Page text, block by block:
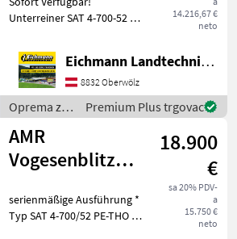
mit Förderband
14.216,67 €
neto
Unterreiner SAT 4-700-52 P-
Förderband. Ausstattung &
Details: - Zapfwellenantrieb
- Schwenkbares
Förderband - 4 Kanal-T
Eichmann Landtechnik GmbH
8832 Oberwölz
Oprema za
šumu i
obradu
drveta /
Unterreiner
Premium Plus trgovac
AMR
Vogesenblitz
4-700/52 PE-THO
18.900
€
sa 20% PDV-
a
15.750 €
neto
serienmäßige Ausführung *
Typ SAT 4-700/52 PE-THO *